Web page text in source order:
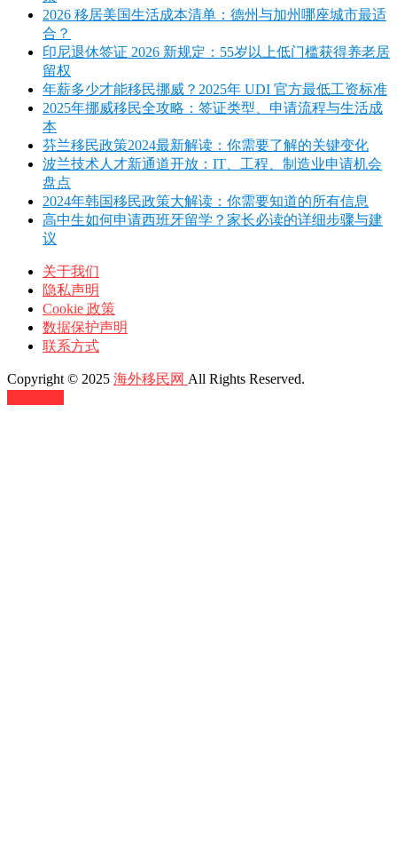
2026 移居美国生活成本清单：德州与加州哪座城市最适
合？
印尼退休签证 2026 新规定：55岁以上低门槛获得养老居
留权
年薪多少才能移民挪威？2025年 UDI 官方最低工资标准
2025年挪威移民全攻略：签证类型、申请流程与生活成
本
芬兰移民政策2024最新解读：你需要了解的关键变化
波兰技术人才新通道开放：IT、工程、制造业申请机会
盘点
2024年韩国移民政策大解读：你需要知道的所有信息
高中生如何申请西班牙留学？家长必读的详细步骤与建
议
关于我们
隐私声明
Cookie 政策
数据保护声明
联系方式
Copyright © 2025 海外移民网 All Rights Reserved.